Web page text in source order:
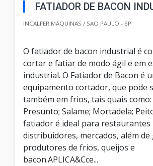
FATIADOR DE BACON
INCALFER MÁQUINAS / SAO PAULO - SP
O fatiador de bacon industrial é
cortar e fatiar de modo ágil e em
industrial. O Fatiador de Bacon é
equipamento cortador, que pode
também em frios, tais quais como:
Presunto; Salame; Mortadela;
fatiador é ideal para restaurantes
distribuidores, mercados, além de
produtores de frios, queijos e
bacon.APLICA&Cce...